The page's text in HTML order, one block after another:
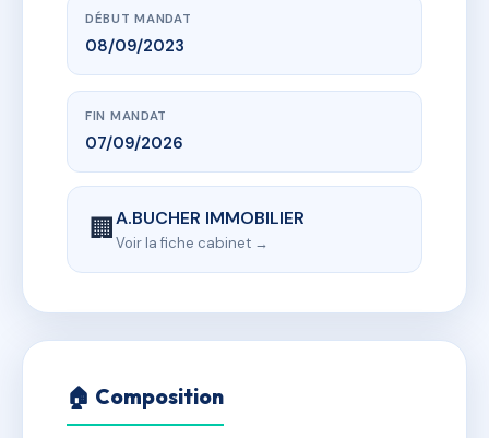
DÉBUT MANDAT
08/09/2023
FIN MANDAT
07/09/2026
🏢A.BUCHER IMMOBILIER
Voir la fiche cabinet →
🏠 Composition